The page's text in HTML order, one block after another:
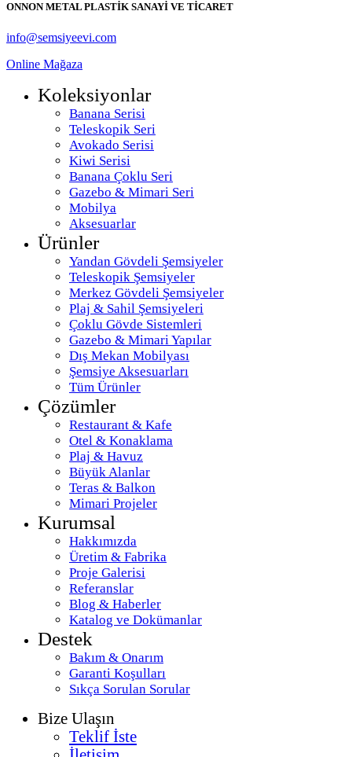
ONNON METAL PLASTİK SANAYİ VE TİCARET
info@semsiyeevi.com
Online Mağaza
Koleksiyonlar
Banana Serisi
Teleskopik Seri
Avokado Serisi
Kiwi Serisi
Banana Çoklu Seri
Gazebo & Mimari Seri
Mobilya
Aksesuarlar
Ürünler
Yandan Gövdeli Şemsiyeler
Teleskopik Şemsiyeler
Merkez Gövdeli Şemsiyeler
Plaj & Sahil Şemsiyeleri
Çoklu Gövde Sistemleri
Gazebo & Mimari Yapılar
Dış Mekan Mobilyası
Şemsiye Aksesuarları
Tüm Ürünler
Çözümler
Restaurant & Kafe
Otel & Konaklama
Plaj & Havuz
Büyük Alanlar
Teras & Balkon
Mimari Projeler
Kurumsal
Hakkımızda
Üretim & Fabrika
Proje Galerisi
Referanslar
Blog & Haberler
Katalog ve Dokümanlar
Destek
Bakım & Onarım
Garanti Koşulları
Sıkça Sorulan Sorular
Bize Ulaşın
Teklif İste